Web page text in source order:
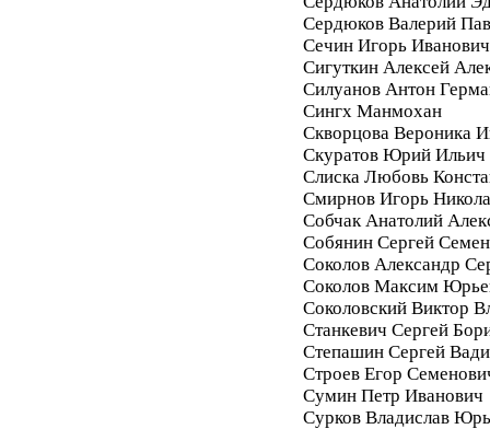
Сердюков Валерий
Сечин Игорь Иванович
Сигуткин Алексей
Силуанов Антон
Сингх Манмохан
Скворцова Вероника
Скуратов Юрий Ильич
Слиска Любовь
Смирнов Игорь
Собчак Анатолий
Собянин Сергей
Соколов Александр
Соколов Максим
Соколовский Виктор
Станкевич Сергей
Степашин Сергей
Строев Егор
Сумин Петр Иванович
Сурков Владислав